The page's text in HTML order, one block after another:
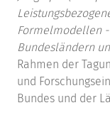
Formelmodellen
Bundesländern
Rahmen der
und
Bundes und der